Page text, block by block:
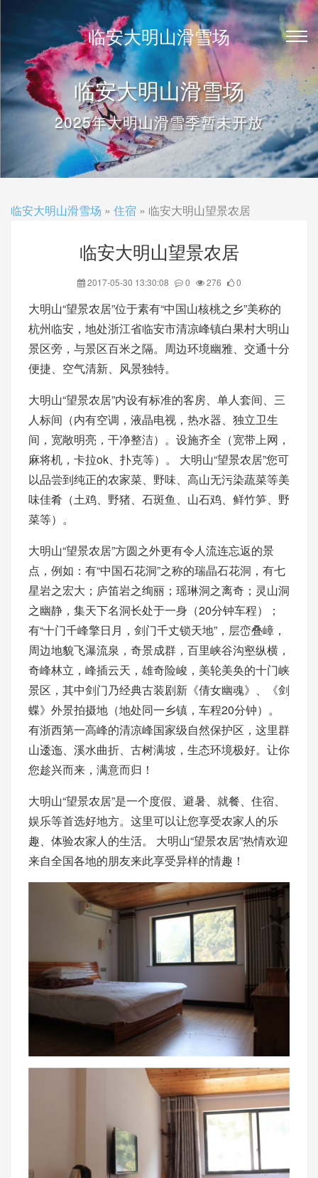
临安大明山滑雪场
临安大明山滑雪场
2025年大明山滑雪季暂未开放
临安大明山滑雪场 » 住宿 » 临安大明山望景农居
临安大明山望景农居
2017-05-30 13:30:08 0 276 0
大明山“望景农居”位于素有“中国山核桃之乡”美称的
杭州临安，地处浙江省临安市清凉峰镇白果村大明山
景区旁，与景区百米之隔。周边环境幽雅、交通十分
便捷、空气清新、风景独特。
大明山“望景农居”内设有标准的客房、单人套间、三
人标间（内有空调，液晶电视，热水器、独立卫生
间，宽敞明亮，干净整洁）。设施齐全（宽带上网，
麻将机，卡拉ok、扑克等）。 大明山“望景农居”您可
以品尝到纯正的农家菜、野味、高山无污染蔬菜等美
味佳肴（土鸡、野猪、石斑鱼、山石鸡、鲜竹笋、野
菜等）。
大明山“望景农居”方圆之外更有令人流连忘返的景
点，例如：有“中国石花洞”之称的瑞晶石花洞，有七
星岩之宏大；庐笛岩之绚丽；瑶琳洞之离奇；灵山洞
之幽静，集天下名洞长处于一身（20分钟车程）；
有“十门千峰擎日月，剑门千丈锁天地”，层峦叠嶂，
周边地貌飞瀑流泉，奇景成群，百里峡谷沟壑纵横，
奇峰林立，峰插云天，雄奇险峻，美轮美奂的十门峡
景区，其中剑门乃经典古装剧新《倩女幽魂》、《剑
蝶》外景拍摄地（地处同一乡镇，车程20分钟）。
有浙西第一高峰的清凉峰国家级自然保护区，这里群
山逶迤、溪水曲折、古树满坡，生态环境极好。让你
您趁兴而来，满意而归！
大明山“望景农居”是一个度假、避暑、就餐、住宿、
娱乐等首选好地方。这里可以让您享受农家人的乐
趣、体验农家人的生活。 大明山“望景农居”热情欢迎
来自全国各地的朋友来此享受异样的情趣！